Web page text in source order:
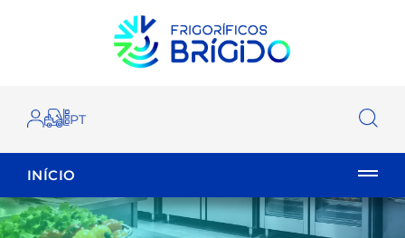
EMPILHADOR
FECHAR
INÍCIO